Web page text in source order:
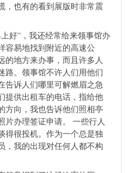
，也有的看到展版时非常震
好”，我还经常给来领事馆办
容易地找到附近的高速公
的地方来办事，而且许多人
路。领事馆不许人们用他们
告诉人们哪里可解燃眉之急
提供出租车的电话，指给他
方向，我也告诉他们照相亭
片办理签证申请。 一些行人
得很投机。作为一个总是独
，我的出现对任何人都不构